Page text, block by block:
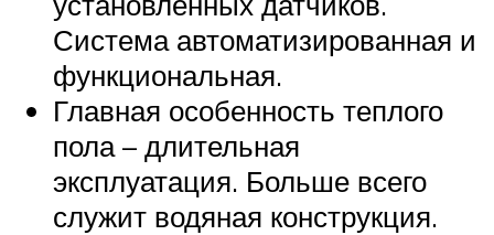
Система автоматизированная и
функциональная.
Главная особенность теплого
пола – длительная
эксплуатация. Больше всего
служит водяная конструкция.